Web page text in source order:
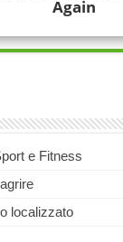
e Fitness
localizzato